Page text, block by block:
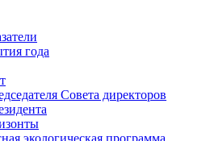
года
Совета директоров
экологическая программа